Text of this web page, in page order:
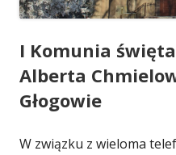
I Komunia
Alberta
Głogowie
W związku z wieloma